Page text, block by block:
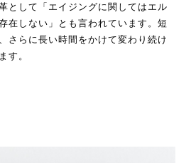
として「エイジングに関してはエル
在しない」とも言われています。短
さらに長い時間をかけて変わり続け
す。